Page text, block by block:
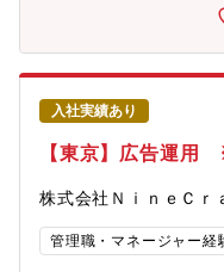
除等）による、運用負債
を維持・向上させるため
率化・標準化・企画担当
の、MAツールの仕様に基
ニュアルの継続的な更新
進【募集背景】少子高齢
備えて働きながら資産運
が、日本では資産運用の
はこのような状況を変え
の資産運用を行うロボア
営しています。お客さま
は、数十年に渡るサービ
入社実績あり
【東京】広告運用
株式会社ＮｉｎｅＣｒ
管理職・マネージャー経